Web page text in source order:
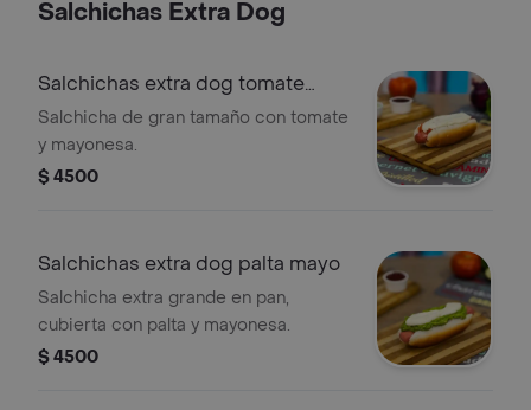
Salchichas Extra Dog
Salchichas extra dog tomate
mayo
Salchicha de gran tamaño con tomate
y mayonesa.
$ 4500
Salchichas extra dog palta mayo
Salchicha extra grande en pan,
cubierta con palta y mayonesa.
$ 4500